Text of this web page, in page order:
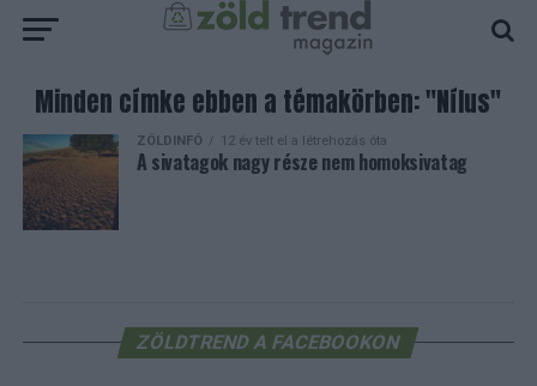
Minden címke ebben a témakörben: "Nílus"
ZÖLDINFÓ 12 év telt el a létrehozás óta
A sivatagok nagy része nem homoksivatag
ZÖLDTREND A FACEBOOKON